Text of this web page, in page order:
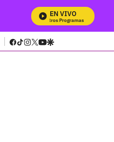
EN VIVO
Mira Todos
facebook
tiktok
instagram
twitter
youtube
google